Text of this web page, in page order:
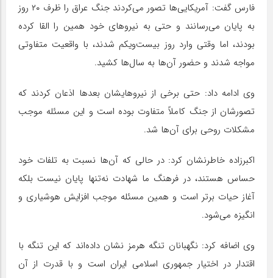
فارس گفت: آمریکایی‌ها تصور می‌کردند جنگ عراق را ظرف ۲۰ روز
به پایان می‌رسانند و حتی به نیروهای خود همین را القا کرده
بودند، اما وقتی وارد روز بیست‌ویکم شدند، با واقعیت متفاوتی
مواجه شدند و حضور آن‌ها به سال‌ها کشید.
وی ادامه داد: حتی برخی از نیروهایشان بعدها اذعان کردند که
تصورشان از جنگ کاملاً متفاوت بوده است و این مسئله موجب
مشکلات روحی برای آن‌ها شد.
اکبرزاده خاطرنشان کرد: در حالی که آن‌ها نسبت به تلفات خود
حساس هستند، در فرهنگ ما شهادت نه‌تنها پایان نیست بلکه
آغاز حیات برتر است و همین مسئله موجب افزایش هوشیاری و
انگیزه می‌شود.
وی اضافه کرد: نگهبانان تنگه هرمز نشان داده‌اند که این تنگه با
اقتدار در اختیار جمهوری اسلامی ایران است و با قدرت از آن